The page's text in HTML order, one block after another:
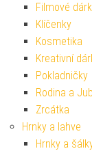
Filmové
Klíčenky
Kosmetika
Kreativní
Pokladničky
Rodina a
Zrcátka
Hrnky a lahve
Hrnky a